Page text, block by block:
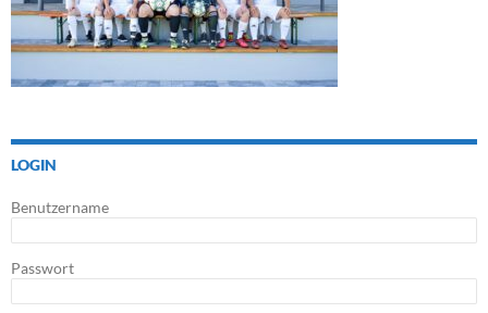
LOGIN
Benutzername
Passwort